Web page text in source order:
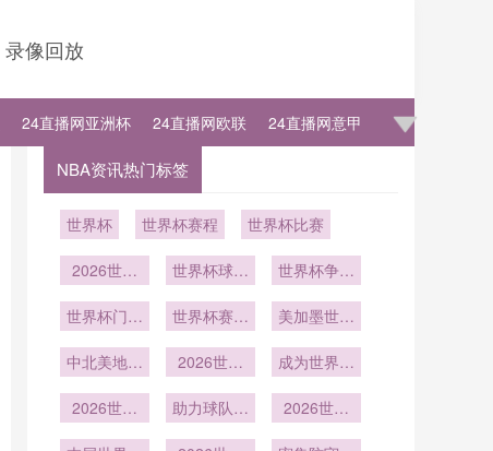
录像回放
24直播网亚洲杯 24直播网欧联 24直播网意甲
NBA资讯热门标签
世界杯 世界杯赛程 世界杯比赛
2026世界
宿选择与推
世界杯球迷
令人感动的
世界杯争冠
防守最稳固
世界杯门将
液体
世界杯赛后
吃披萨
美加墨世界
席内加勒比
额分配
中北美地区
之外的第三
2026世界
屡试不爽
成为世界杯
术
2026世界
助力球队稳
2026世界